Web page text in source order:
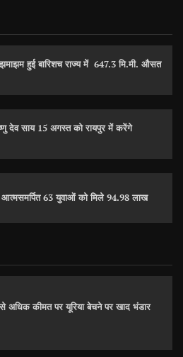
हुई बारिशच राज्य में 647.3 मि.मी. औसत
देव साय 15 अगस्त को रायपुर में करेंगे
आत्मसमर्पित 63 युवाओं को मिले 94.98 लाख
से अधिक कीमत पर यूरिया बेचने पर खाद भंडार